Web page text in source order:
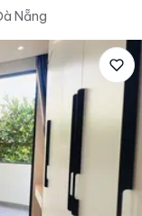
Nẵng